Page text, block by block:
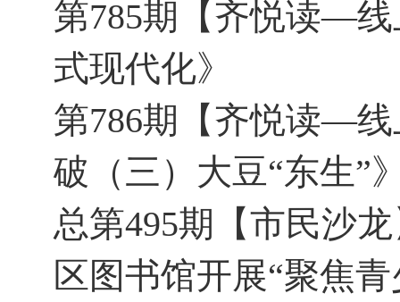
第785期【齐悦读—
式现代化》
第786期【齐悦读—
破（三）大豆“东生”
总第495期【市民沙
区图书馆开展“聚焦